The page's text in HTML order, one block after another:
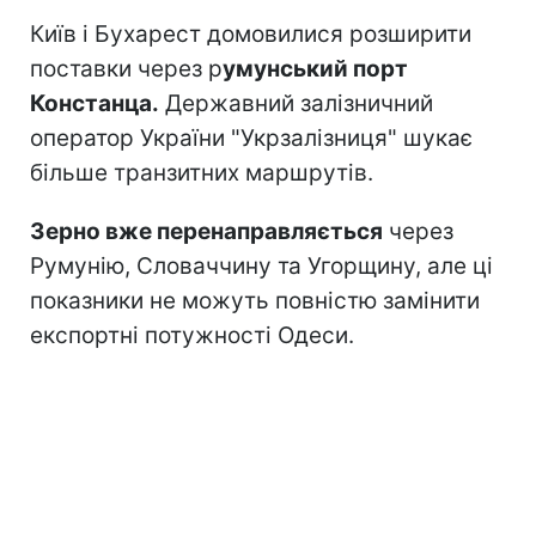
Київ і Бухарест домовилися розширити
поставки через румунський порт
Констанца. Державний залізничний
оператор України "Укрзалізниця" шукає
більше транзитних маршрутів.
Зерно вже перенаправляється через
Румунію, Словаччину та Угорщину, але ці
показники не можуть повністю замінити
експортні потужності Одеси.